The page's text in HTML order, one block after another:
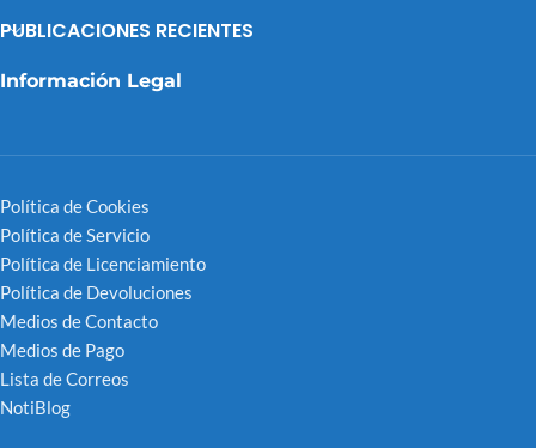
PUBLICACIONES RECIENTES
Información Legal
Política de Cookies
Política de Servicio
Política de Licenciamiento
Política de Devoluciones
Medios de Contacto
Medios de Pago
Lista de Correos
NotiBlog